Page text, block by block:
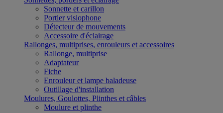
Sonnette et carillon
Portier visiophone
Détecteur de mouvements
Accessoire d'éclairage
Rallonges, multiprises, enrouleurs et accessoires
Rallonge, multiprise
Adaptateur
Fiche
Enrouleur et lampe baladeuse
Outillage d'installation
Moulures, Goulottes, Plinthes et câbles
Moulure et plinthe